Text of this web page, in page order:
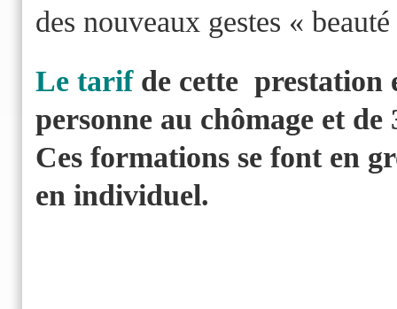
des nouveaux gestes «
Le tarif de cette prestation
personne au chômage et
Ces formations se font en
en individuel.